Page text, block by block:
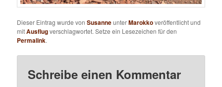
Dieser Eintrag wurde vonSusanneunterMarokkoveröffentlicht und
mitAusflugverschlagwortet. Setze ein Lesezeichen für den
Permalink.
Schreibe einen Kommentar